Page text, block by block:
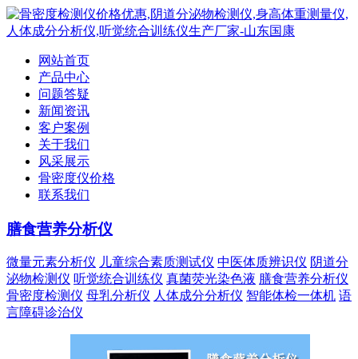
网站首页
产品中心
问题答疑
新闻资讯
客户案例
关于我们
风采展示
骨密度仪价格
联系我们
膳食营养分析仪
微量元素分析仪 儿童综合素质测试仪 中医体质辨识仪 阴道分
泌物检测仪 听觉统合训练仪 真菌荧光染色液 膳食营养分析仪
骨密度检测仪 母乳分析仪 人体成分分析仪 智能体检一体机 语
言障碍诊治仪